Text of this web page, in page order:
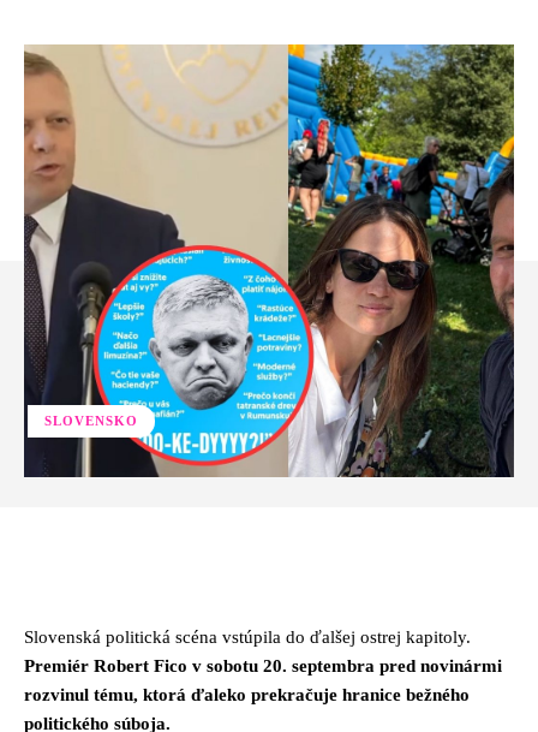
SLOVENSKO
Slovenská politická scéna vstúpila do ďalšej ostrej kapitoly.
Premiér Robert Fico v sobotu 20. septembra pred novinármi
rozvinul tému, ktorá ďaleko prekračuje hranice bežného
politického súboja.